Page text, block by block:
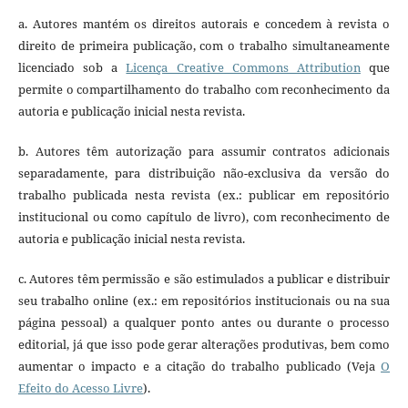
a. Autores mantém os direitos autorais e concedem à revista o
direito de primeira publicação, com o trabalho simultaneamente
licenciado sob aLicença Creative Commons Attributionque
permite o compartilhamento do trabalho com reconhecimento da
autoria e publicação inicial nesta revista.
b. Autores têm autorização para assumir contratos adicionais
separadamente, para distribuição não-exclusiva da versão do
trabalho publicada nesta revista (ex.: publicar em repositório
institucional ou como capítulo de livro), com reconhecimento de
autoria e publicação inicial nesta revista.
c. Autores têm permissão e são estimulados a publicar e distribuir
seu trabalho online (ex.: em repositórios institucionais ou na sua
página pessoal) a qualquer ponto antes ou durante o processo
editorial, já que isso pode gerar alterações produtivas, bem como
aumentar o impacto e a citação do trabalho publicado (VejaO
Efeito do Acesso Livre).